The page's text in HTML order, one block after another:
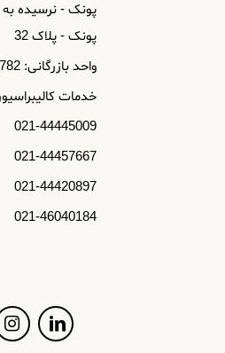
پونک - نرسیده به
پونک - پلاک 32
واحد بازرگانی: 09023159782
خدمات
021-44445009 021-44401554
021-44457667 021-44468471
021-44420897 021-44484797
021-46040184 021-44470655